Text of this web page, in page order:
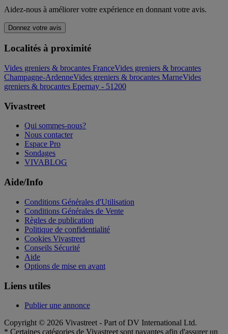
Aidez-nous à améliorer votre expérience en donnant votre avis.
Donnez votre avis
Localités à proximité
Vides greniers & brocantes FranceVides greniers & brocantes
Champagne-ArdenneVides greniers & brocantes MarneVides
greniers & brocantes Epernay - 51200
Vivastreet
Qui sommes-nous?
Nous contacter
Espace Pro
Sondages
VIVABLOG
Aide/Info
Conditions Générales d'Utilisation
Conditions Générales de Vente
Règles de publication
Politique de confidentialité
Cookies Vivastreet
Conseils Sécurité
Aide
Options de mise en avant
Liens utiles
Publier une annonce
Copyright © 2026 Vivastreet - Part of DV International Ltd.
* Certaines catégories de Vivastreet sont payantes afin d'assurer un